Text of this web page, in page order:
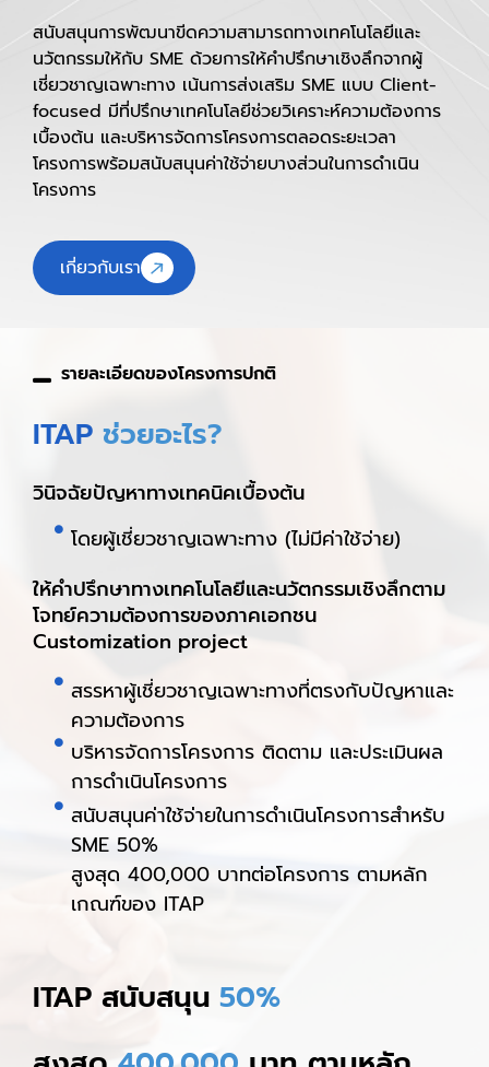
สนับสนุนการพัฒนาขีดความสามารถทางเทคโนโลยีและ
นวัตกรรมให้กับ SME ด้วยการให้คำปรึกษาเชิงลึกจากผู้
เชี่ยวชาญเฉพาะทาง เน้นการส่งเสริม SME แบบ Client-
focused มีที่ปรึกษาเทคโนโลยีช่วยวิเคราะห์ความต้องการ
เบื้องต้น และบริหารจัดการโครงการตลอดระยะเวลา
โครงการพร้อมสนับสนุนค่าใช้จ่ายบางส่วนในการดำเนิน
โครงการ
เกี่ยวกับเรา
รายละเอียดของโครงการปกติ
ITAP ช่วยอะไร?
วินิจฉัยปัญหาทางเทคนิคเบื้องต้น
โดยผู้เชี่ยวชาญเฉพาะทาง (ไม่มีค่าใช้จ่าย)
ให้คำปรึกษาทางเทคโนโลยีและนวัตกรรมเชิงลึกตาม
โจทย์ความต้องการของภาคเอกชน
Customization project
สรรหาผู้เชี่ยวชาญเฉพาะทางที่ตรงกับปัญหาและ
ความต้องการ
บริหารจัดการโครงการ ติดตาม และประเมินผล
การดำเนินโครงการ
สนับสนุนค่าใช้จ่ายในการดำเนินโครงการสำหรับ
SME 50%
สูงสุด 400,000 บาทต่อโครงการ ตามหลัก
เกณฑ์ของ ITAP
ITAP สนับสนุน50%